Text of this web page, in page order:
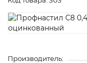
Производитель: